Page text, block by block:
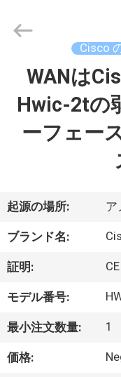
へ
ビ
デ
オ
わ
た
LonRise
Equipment
Cisco
WANは
Hwic-2tの
ーフェー
起源の場所: ア
ブランド名:
証明: CE
モデル番号:
最小注文数量: 1
価格: